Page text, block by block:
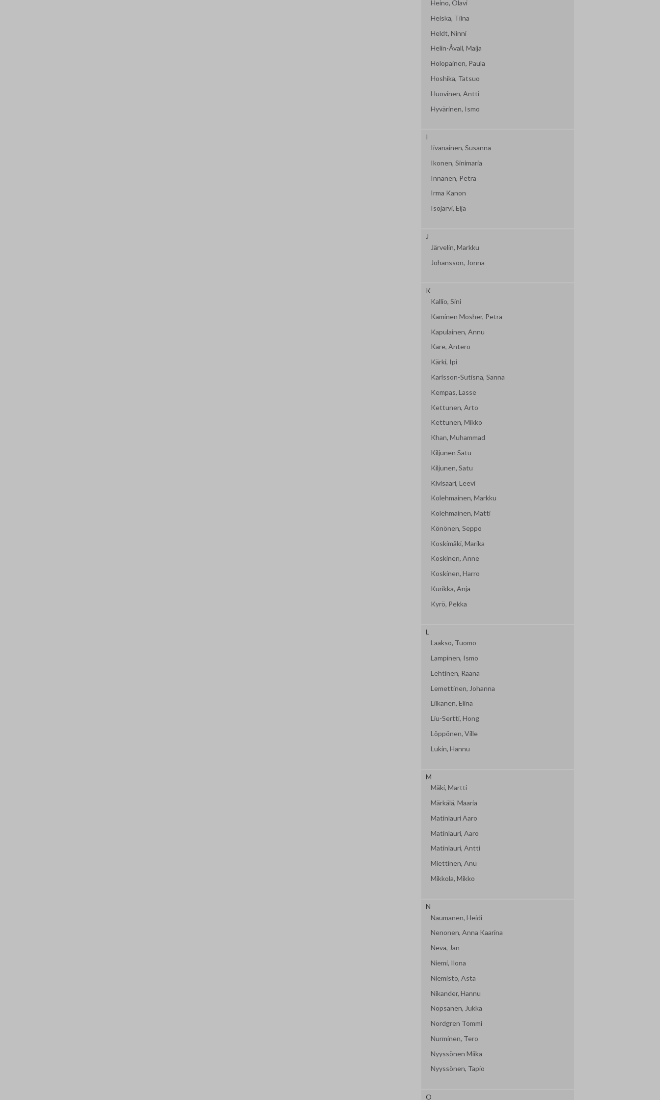
Heino, Olavi
Heiska, Tiina
Heldt, Ninni
Helin-Åvall, Maija
Holopainen, Paula
Hoshika, Tatsuo
Huovinen, Antti
Hyvärinen, Ismo
I
Iivanainen, Susanna
Ikonen, Sinimaria
Innanen, Petra
Irma Kanon
Isojärvi, Eija
J
Järvelin, Markku
Johansson, Jonna
K
Kallio, Sini
Kaminen Mosher, Petra
Kapulainen, Annu
Kare, Antero
Kärki, Ipi
Karlsson-Sutisna, Sanna
Kempas, Lasse
Kettunen, Arto
Kettunen, Mikko
Khan, Muhammad
Kiljunen Satu
Kiljunen, Satu
Kivisaari, Leevi
Kolehmainen, Markku
Kolehmainen, Matti
Könönen, Seppo
Koskimäki, Marika
Koskinen, Anne
Koskinen, Harro
Kurikka, Anja
Kyrö, Pekka
L
Laakso, Tuomo
Lampinen, Ismo
Lehtinen, Raana
Lemettinen, Johanna
Liikanen, Elina
Liu-Sertti, Hong
Löppönen, Ville
Lukin, Hannu
M
Mäki, Martti
Märkälä, Maaria
Matinlauri Aaro
Matinlauri, Aaro
Matinlauri, Antti
Miettinen, Anu
Mikkola, Mikko
N
Naumanen, Heidi
Nenonen, Anna Kaarina
Neva, Jan
Niemi, Ilona
Niemistö, Asta
Nikander, Hannu
Nopsanen, Jukka
Nordgren Tommi
Nurminen, Tero
Nyyssönen Miika
Nyyssönen, Tapio
O